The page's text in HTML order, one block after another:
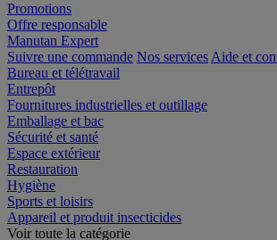
Promotions
Offre responsable
Manutan Expert
Suivre une commande
Bureau et télétravail
Entrepôt
Fournitures industrielles et outillage
Emballage et bac
Sécurité et santé
Espace extérieur
Restauration
Hygiène
Sports et loisirs
Appareil et produit insecticides